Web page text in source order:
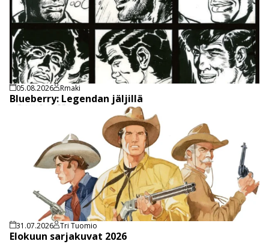
05.08.2026 Rmaki
Blueberry: Legendan jäljillä
31.07.2026 Tri Tuomio
Elokuun sarjakuvat 2026